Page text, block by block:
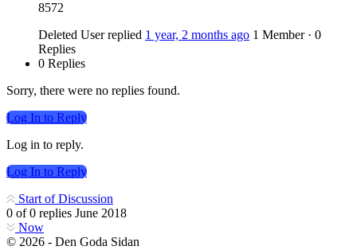
8572
Deleted User replied 1 year, 2 months ago 1 Member · 0
Replies
0 Replies
Sorry, there were no replies found.
Log In to Reply
Log in to reply.
Log In to Reply
Start of Discussion
0 of0 replies June 2018
Now
© 2026 - Den Goda Sidan